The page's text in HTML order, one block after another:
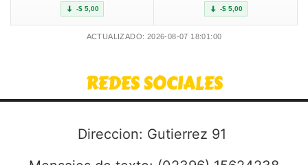
-$ 5,00 -$ 5,00
ACTUALIZADO: 2026-08-07 18:01:00
REDES SOCIALES
Direccion: Gutierrez 91